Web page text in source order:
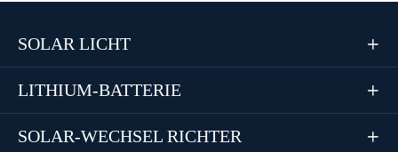
SOLAR LICHT 
LITHIUM-BATTERIE 
SOLAR-WECHSEL RICHTER 